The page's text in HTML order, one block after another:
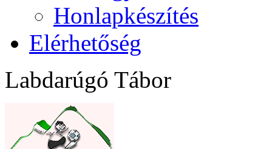
Honlapkészítés
Elérhetőség
Labdarúgó Tábor